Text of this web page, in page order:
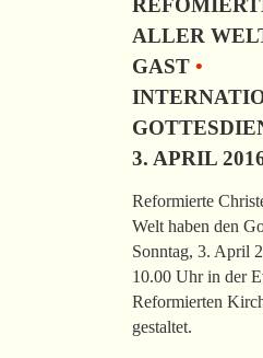
ALLER
GAST •
3. APRIL
Reformierte
Welt haben den
Sonntag, 3. April
10.00 Uhr in der
Reformierten
gestaltet.